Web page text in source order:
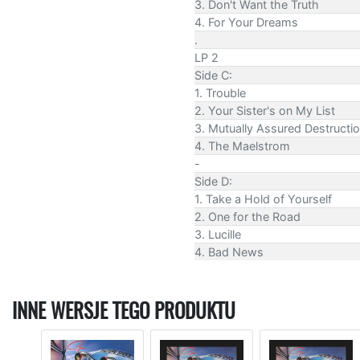
3. Don't Want the Truth
4. For Your Dreams
.
LP 2
Side C:
1. Trouble
2. Your Sister's on My List
3. Mutually Assured
4. The Maelstrom
-
Side D:
1. Take a Hold of Yourself
2. One for the Road
3. Lucille
4. Bad News
INNE WERSJE TEGO PRODUKTU